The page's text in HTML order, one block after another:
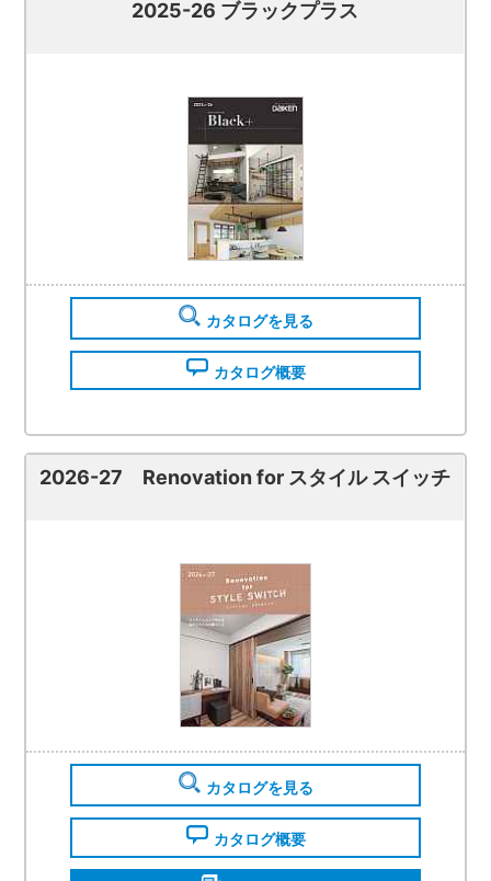
2025-26 ブラックプラス
カタログを見る
カタログ概要
2026-27 Renovation for スタイル スイッチ
カタログを見る
カタログ概要